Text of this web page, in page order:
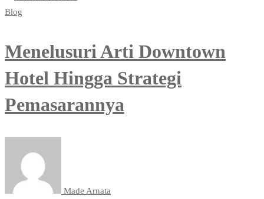
Blog
Menelusuri Arti Downtown
Hotel Hingga Strategi
Pemasarannya
Made Arnata